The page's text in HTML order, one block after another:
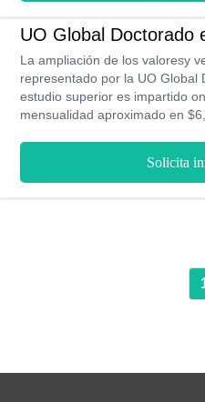
UO Global Doctorado
La ampliación de los valoresy
representado por la UO Global
estudio superior es impartido
mensualidad aproximado en
Solicita